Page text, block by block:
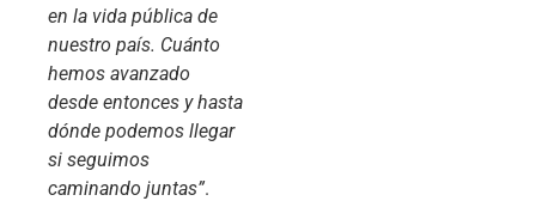
en la vida pública de
nuestro país. Cuánto
hemos avanzado
desde entonces y hasta
dónde podemos llegar
si seguimos
caminando juntas”.